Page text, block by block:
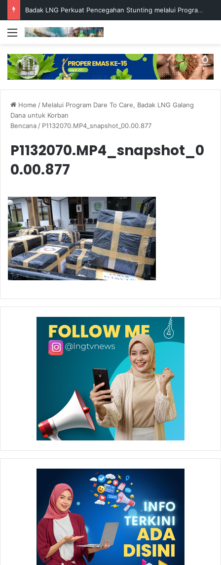
Badak LNG Perkuat Pencegahan Stunting melalui Program Akar Ranting
Menu
Home / Melalui Program Dare To Care, Badak LNG Galang
Dana untuk Korban
Bencana/ P1132070.MP4_snapshot_00.00.877
P1132070.MP4_snapshot_0
0.00.877